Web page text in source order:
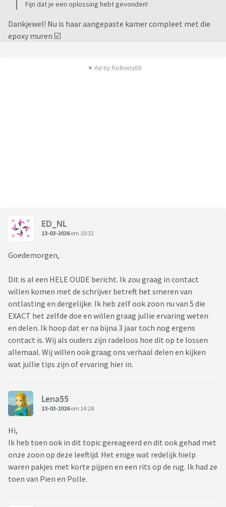
Fijn dat je een oplossing hebt gevonden!
Dankjewel! Nu is haar aangepaste kamer compleet met die
epoxy muren ☑️
▼ Ad by Refinery89
ED_NL
13-03-2026om 10:32
Goedemorgen,
Dit is al een HELE OUDE bericht. Ik zou graag in contact
willen komen met de schrijver betreft het smeren van
ontlasting en dergelijke. Ik heb zelf ook zoon nu van 5 die
EXACT het zelfde doe en willen graag jullie ervaring weten
en delen. Ik hoop dat er na bijna 3 jaar toch nog ergens
contact is. Wij als ouders zijn radeloos hoe dit op te lossen
allemaal. Wij willen ook graag ons verhaal delen en kijken
wat jullie tips zijn of ervaring hier in.
Lena55
13-03-2026om 14:28
Hi,
Ik heb toen ook in dit topic gereageerd en dit ook gehad met
onze zoon op deze leeftijd. Het enige wat redelijk hielp
waren pakjes met korte pijpen en een rits op de rug. Ik had ze
toen van Pien en Polle.